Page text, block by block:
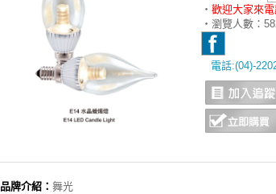
‧ 歡迎大家來
‧瀏覽人數：
電話:(04)-
品牌介紹： 舞光